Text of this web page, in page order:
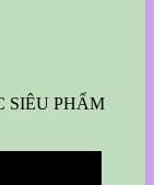
SIÊU PHẨM